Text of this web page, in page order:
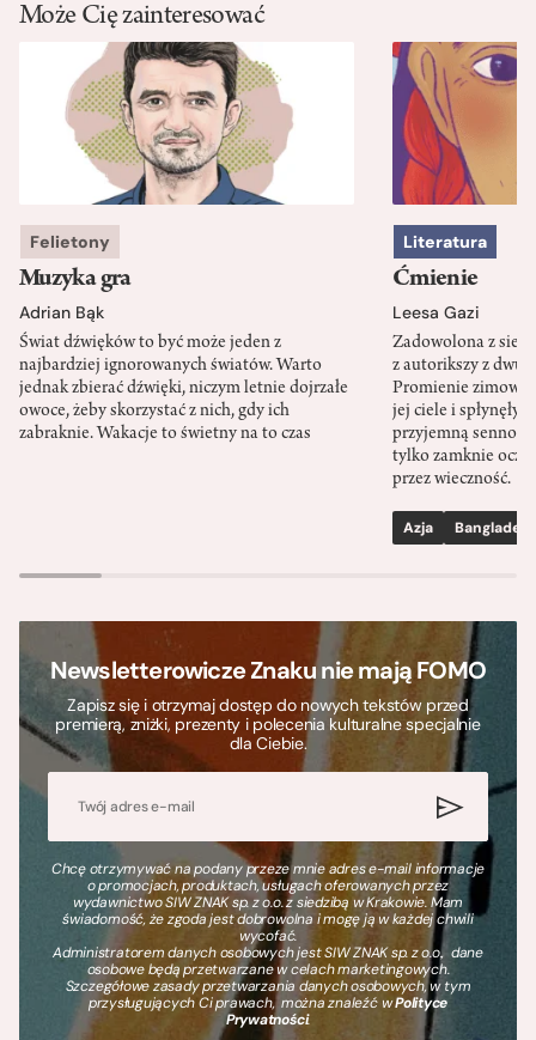
Może Cię zainteresować
Felietony
Muzyka gra
Adrian Bąk
Świat dźwięków to być może jeden z
najbardziej ignorowanych światów. Warto
jednak zbierać dźwięki, niczym letnie dojrzałe
owoce, żeby skorzystać z nich, gdy ich
zabraknie. Wakacje to świetny na to czas
Literatura
Ćmienie
Leesa Gazi
Zadowolona z
z autorikszy z
Promienie
jej ciele i spłynęły
przyjemną
tylko zamknie
przez wieczność.
Azja Bangladesz
Newsletterowicze Znaku nie mają FOMO
Zapisz się i otrzymaj dostęp do nowych tekstów przed
premierą, zniżki, prezenty i polecenia kulturalne specjalnie
dla Ciebie.
Chcę otrzymywać na podany przeze mnie adres e-mail informacje
o promocjach, produktach, usługach oferowanych przez
wydawnictwo SIW ZNAK sp. z o.o. z siedzibą w Krakowie. Mam
świadomość, że zgoda jest dobrowolna i mogę ją w każdej chwili
wycofać.
Administratorem danych osobowych jest SIW ZNAK sp. z o.o., dane
osobowe będą przetwarzane w celach marketingowych.
Szczegółowe zasady przetwarzania danych osobowych, w tym
przysługujących Ci prawach, można znaleźć wPolityce
Prywatności.